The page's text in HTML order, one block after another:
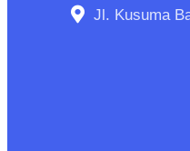
Jl. Kusuma